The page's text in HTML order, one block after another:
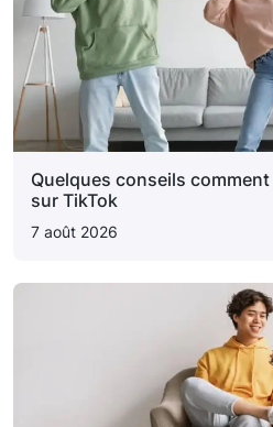
Quelques conseils
sur TikTok
7 août 2026